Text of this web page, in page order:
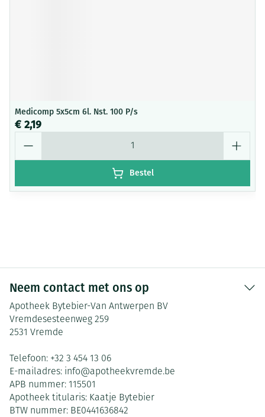
Medicomp 5x5cm 6l. Nst. 100 P/s
€ 2,19
Bestel
Neem contact met ons op
Apotheek Bytebier-Van Antwerpen BV
Vremdesesteenweg 259
2531 Vremde
Telefoon: +32 3 454 13 06
E-mailadres: info@apotheekvremde.be
APB nummer: 115501
Apotheek titularis: Kaatje Bytebier
BTW nummer: BE0441636842